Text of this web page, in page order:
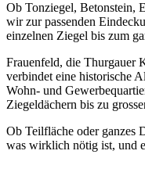
Ob Tonziegel, Betonstein,
wir zur passenden
einzelnen Ziegel bis zum
Frauenfeld, die Thurgauer
verbindet eine historische
Wohn- und
Ziegeldächern bis zu
Ob Teilfläche oder ganzes
was wirklich nötig ist, und